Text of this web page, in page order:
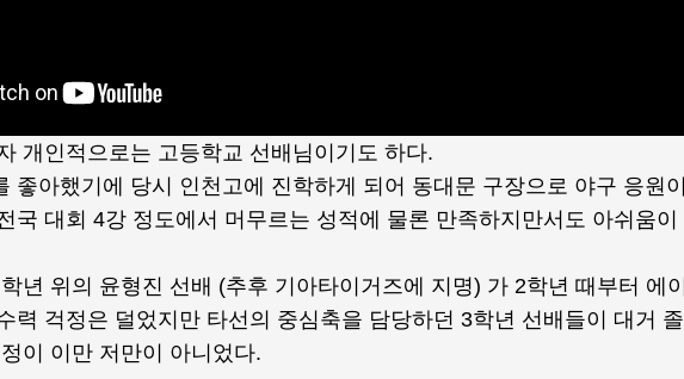
개인적으로는 고등학교 선배님이기도 하다.
좋아했기에 당시 인천고에 진학하게 되어 동대문 구장으로 야구 응원이
국 대회 4강 정도에서 머무르는 성적에 물론 만족하지만서도 아쉬움이
년 위의 윤형진 선배 (추후 기아타이거즈에 지명) 가 2학년 때부터 에이
력 걱정은 덜었지만 타선의 중심축을 담당하던 3학년 선배들이 대거 졸
이 이만 저만이 아니었다.